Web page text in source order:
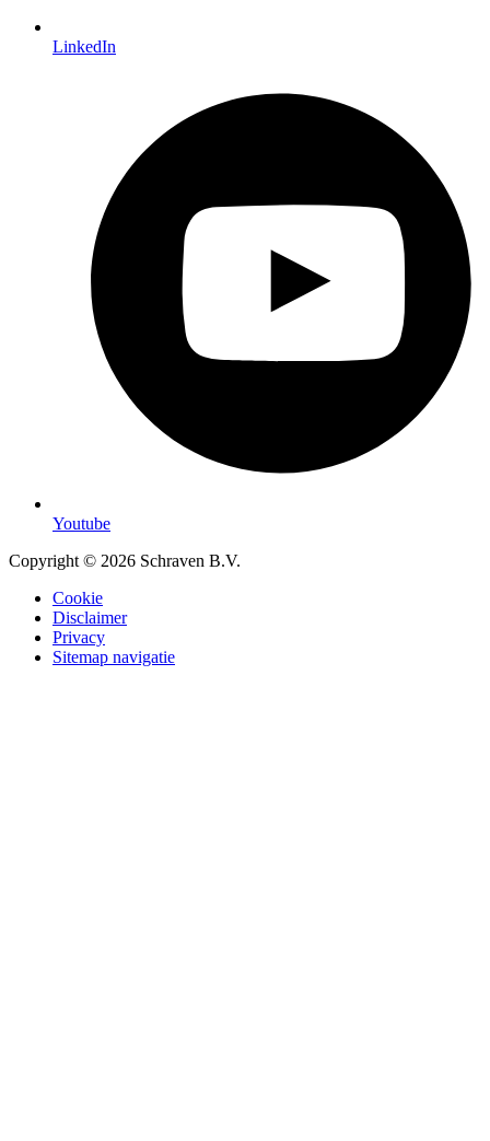
LinkedIn
Youtube
Copyright © 2026 Schraven B.V.
Cookie
Disclaimer
Privacy
Sitemap navigatie